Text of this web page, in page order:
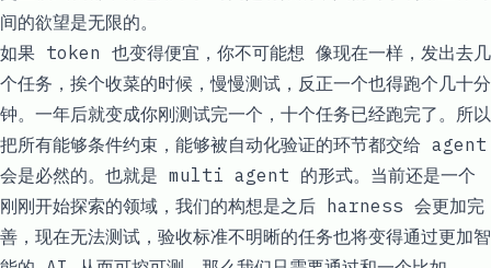
间的欲望是无限的。
如果 token 也变得便宜，你不可能想 像现在一样，发出去几
个任务，挨个收菜的时候，慢慢测试，反正一个也得跑个几十分
钟。一年后就变成你刚测试完一个，十个任务已经跑完了。所以
把所有能够条件约束，能够被自动化验证的环节都交给 agent
会是必然的。也就是 multi agent 的形式。当前还是一个
刚刚开始探索的领域，我们的构想是之后 harness 会更加完
善，现在无法测试，验收标准不明晰的任务也将变得通过更加智